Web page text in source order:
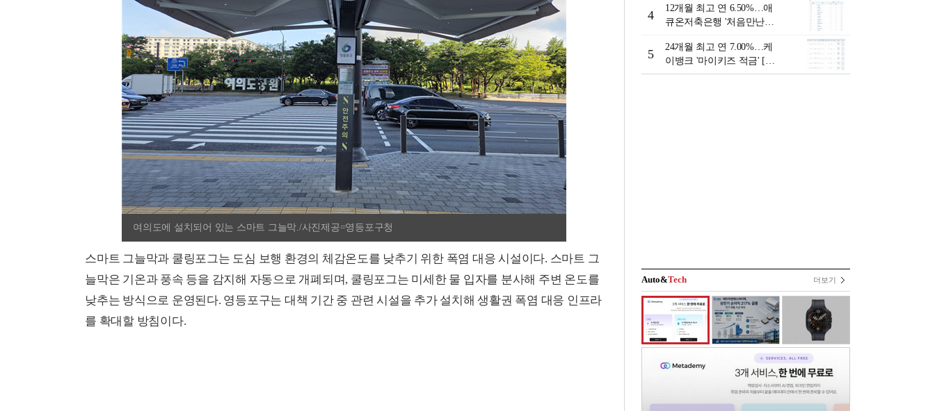
여의도에 설치되어 있는 스마트 그늘막./사진제공=영등포구청
스마트 그늘막과 쿨링포그는 도심 보행 환경의 체감온도를 낮추기 위한 폭염 대응 시설이다. 스마트 그
늘막은 기온과 풍속 등을 감지해 자동으로 개폐되며, 쿨링포그는 미세한 물 입자를 분사해 주변 온도를
낮추는 방식으로 운영된다. 영등포구는 대책 기간 중 관련 시설을 추가 설치해 생활권 폭염 대응 인프라
를 확대할 방침이다.
4
12개월 최고 연 6.50%…애
큐온저축은행 '처음만난적
리-8월 2주]
5
24개월 최고 연 7.00%…케
이뱅크 '마이키즈 적금' [이
주의 은행 적금금리-8월 2
Auto&Tech 더보기